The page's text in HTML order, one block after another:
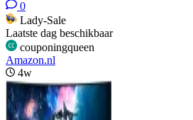
0
Lady-Sale
Laatste dag beschikbaar
couponingqueen
Amazon.nl
4w